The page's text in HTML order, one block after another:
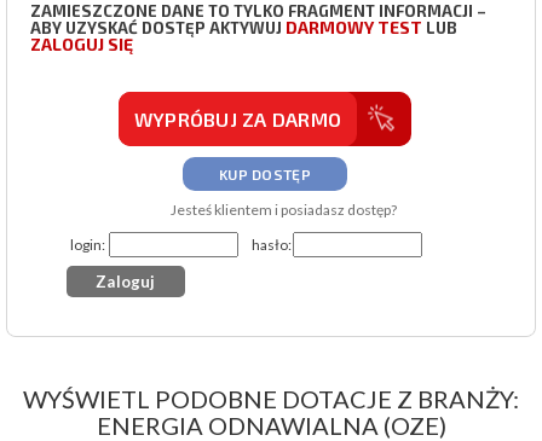
ZAMIESZCZONE DANE TO TYLKO FRAGMENT INFORMACJI –
ABY UZYSKAĆ DOSTĘP AKTYWUJ DARMOWY TEST LUB
ZALOGUJ SIĘ
WYPRÓBUJ ZA DARMO
KUP DOSTĘP
Jesteś klientem i posiadasz dostęp?
login:
hasło:
WYŚWIETL PODOBNE DOTACJE Z BRANŻY:
ENERGIA ODNAWIALNA (OZE)